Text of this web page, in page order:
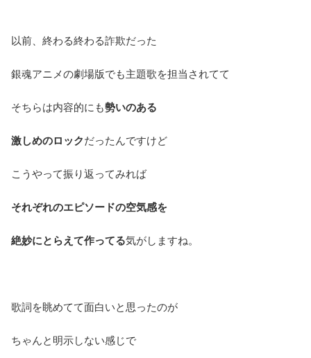
以前、終わる終わる詐欺だった
銀魂アニメの劇場版でも主題歌を担当されてて
そちらは内容的にも勢いのある
激しめのロックだったんですけど
こうやって振り返ってみれば
それぞれのエピソードの空気感を
絶妙にとらえて作ってる気がしますね。
歌詞を眺めてて面白いと思ったのが
ちゃんと明示しない感じで